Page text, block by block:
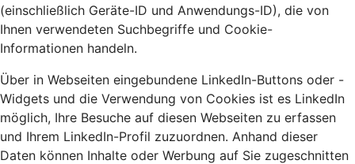
(einschließlich Geräte-ID und Anwendungs-ID), die von
Ihnen verwendeten Suchbegriffe und Cookie-
Informationen handeln.
Über in Webseiten eingebundene LinkedIn-Buttons oder -
Widgets und die Verwendung von Cookies ist es LinkedIn
möglich, Ihre Besuche auf diesen Webseiten zu erfassen
und Ihrem LinkedIn-Profil zuzuordnen. Anhand dieser
Daten können Inhalte oder Werbung auf Sie zugeschnitten